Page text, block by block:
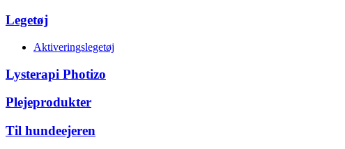
Legetøj
Aktiveringslegetøj
Lysterapi Photizo
Plejeprodukter
Til hundeejeren